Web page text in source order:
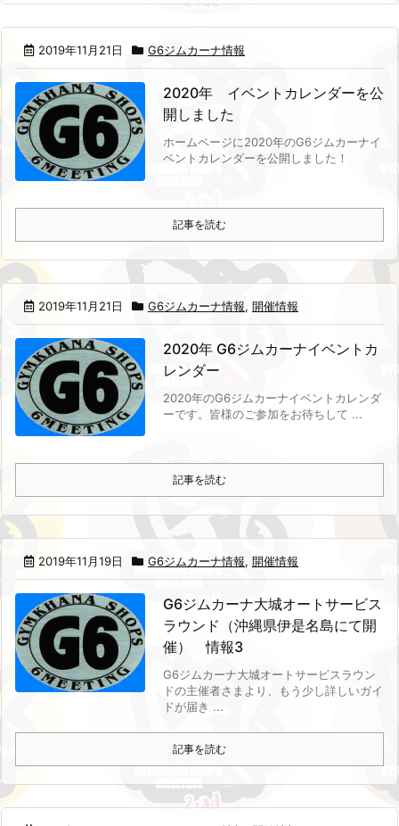
2019年11月21日 G6ジムカーナ情報
2020年 イベントカレンダーを公
開しました
ホームページに2020年のG6ジムカーナイ
ベントカレンダーを公開しました！
記事を読む
2019年11月21日 G6ジムカーナ情報, 開催情報
2020年 G6ジムカーナイベントカ
レンダー
2020年のG6ジムカーナイベントカレンダ
ーです。 皆様のご参加をお待ちして ...
記事を読む
2019年11月19日 G6ジムカーナ情報, 開催情報
G6ジムカーナ大城オートサービス
ラウンド（沖縄県伊是名島にて開
催） 情報3
G6ジムカーナ大城オートサービスラウン
ドの主催者さまより、もう少し詳しいガイ
ドが届き ...
記事を読む